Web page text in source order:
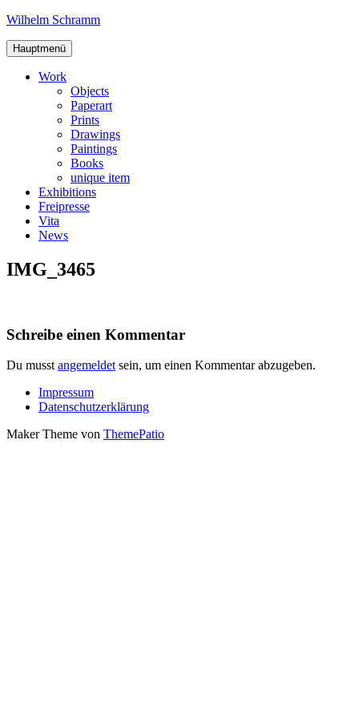
Zum
springen
Wilhelm Schramm
Graphics,
Art
Hauptmenü
Work
Objects
Paperart
Prints
Drawings
Paintings
Books
unique item
Exhibitions
Freipresse
Vita
News
IMG_3465
Schreibe einen Kommentar
Du musst angemeldet sein, um einen Kommentar abzugeben.
Impressum
Datenschutzerklärung
Maker Theme von ThemePatio